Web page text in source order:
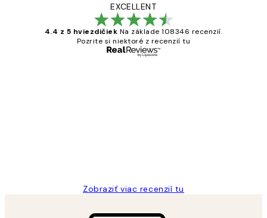
EXCELLENT
4.4 z 5 hviezdičiek Na základe 108346 recenzií.
Pozrite si niektoré z recenzií tu
Zobraziť viac recenzií tu